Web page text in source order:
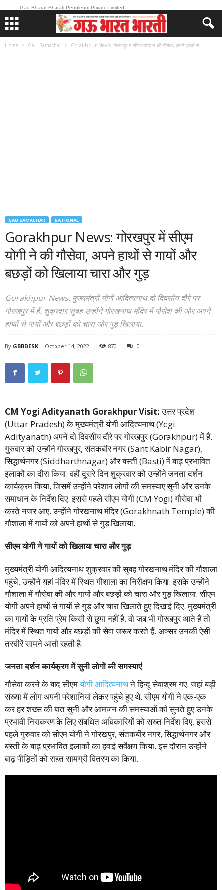
Gau Bharat Bharati Petroleum Private Limited
Home Gau Samachar Gorakhpur News: गोरखपुर में सीएम योगी ने की गौसेवा, अपने हाथों से...
GAU SAMACHAR NATIONAL
Gorakhpur News: गोरखपुर में सीएम
योगी ने की गौसेवा, अपने हाथों से गायों और
बछड़ों को खिलाया चारा और गुड़
Gorakhpur News: मुख्यमंत्री योगी आदित्यनाथ दो दिवसीय दौरे पर
गोरखपुर में हैं. शुक्रवार सुबह उन्होंने गोरखनाथ मंदिर में गौसेवा की और अपने
हाथों से गायों और बछड़ों को चारा और गुड़ खिलाया.
By GBBDESK - October 14, 2022 870 0
CM Yogi Adityanath Gorakhpur Visit:उत्तर प्रदेश
(Uttar Pradesh) के मुख्यमंत्री योगी आदित्यनाथ (Yogi
Adityanath) अपने दो दिवसीय दौरे पर गोरखपुर (Gorakhpur) में हैं.
गुरुवार को उन्होंने गोरखपुर, संतकबीर नगर (Sant Kabir Nagar),
सिद्धार्थनगर (Siddharthnagar) और बस्ती (Basti) में बाढ़ प्रभावित
इलाकों का दौरा किया. वहीं दूसरे दिन शुक्रवार को उन्होंने जनता दर्शन
कार्यक्रम किया, जिसमें उन्होंने परेशान लोगों की समस्याए सुनी और उनके
समाधान के निर्देश दिए. इससे पहले सीएम योगी (CM Yogi) गौसेवा भी
करते नजर आए. उन्होंने गोरखनाथ मंदिर (Gorakhnath Temple) की
गौशाला में गायों को अपने हाथों से गुड़ खिलाया.
सीएम योगी ने गायों को खिलाया चारा और गुड़
मुख्यमंत्री योगी आदित्यनाथ शुक्रवार की सुबह गोरखनाथ मंदिर की गौशाला
पहुंचे. उन्होंने यहां मंदिर में स्थित गौशाला का निरीक्षण किया. इसके उन्होंने
गौशाला में गौसेवा की और गायों और बछड़ों को चारा और गुड़ खिलाया. सीएम
योगी अपने हाथों से गायों से गुड़ और चारा खिलाते हुए दिखाई दिए. मुख्यमंत्री
का गायों के प्रति प्रेम किसी से छुपा नहीं है. वो जब भी गोरखपुर आते हैं तो
मंदिर में स्थित गायों और बछड़ों की सेवा जरूर करते हैं. अक्सर उनकी ऐसी
तस्वीरें सामने आती रहती है.
जनता दर्शन कार्यक्रम में सुनी लोगों की समस्याएं
गौसेवा करने के बाद सीएमयोगी आदित्यनाथने हिन्दू सेवाश्रम गए. जहां बड़ी
संख्या में लोग अपनी परेशानियां लेकर पहुंचे हुए थे. सीएम योगी ने एक-एक
कर हर शख्स की बात सुनी और आमजन की समस्याओं को सुनते हुए उनके
प्रभावी निराकरण के लिए संबधित अधिकारियों को सख्त निर्देश दिए. इससे
पहले गुरुवार को सीएम योगी ने गोरखपुर, संतकबीर नगर, सिद्धार्थनगर और
बस्ती के बाढ़ प्रभावित इलाकों का हवाई सर्वेक्षण किया. इस दौरान उन्होंने
बाढ़ पीड़ितों को राहत सामग्री वितरण का किया.